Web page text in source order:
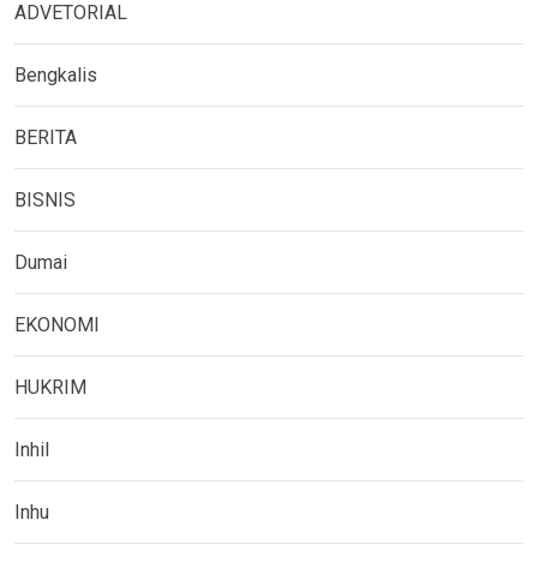
ADVETORIAL
Bengkalis
BERITA
BISNIS
Dumai
EKONOMI
HUKRIM
Inhil
Inhu